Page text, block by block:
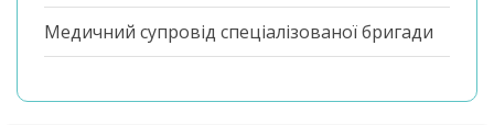
Медичний супровід спеціалізованої бригади